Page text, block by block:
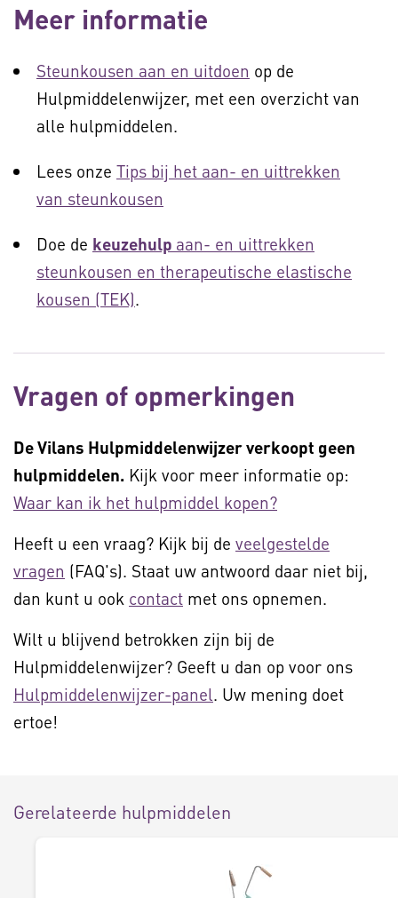
Meer informatie
Steunkousen aan en uitdoen op de
Hulpmiddelenwijzer, met een overzicht van
alle hulpmiddelen.
Lees onze Tips bij het aan- en uittrekken
van steunkousen
Doe de keuzehulp aan- en uittrekken
steunkousen en therapeutische elastische
kousen (TEK).
Vragen of opmerkingen
De Vilans Hulpmiddelenwijzer verkoopt geen
hulpmiddelen. Kijk voor meer informatie op:
Waar kan ik het hulpmiddel kopen?
Heeft u een vraag? Kijk bij de veelgestelde
vragen (FAQ's). Staat uw antwoord daar niet bij,
dan kunt u ook contact met ons opnemen.
Wilt u blijvend betrokken zijn bij de
Hulpmiddelenwijzer? Geeft u dan op voor ons
Hulpmiddelenwijzer-panel. Uw mening doet
ertoe!
Gerelateerde hulpmiddelen